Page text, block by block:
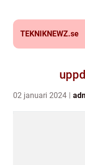
TEKNIKNEWZ.se
02 januari 2024